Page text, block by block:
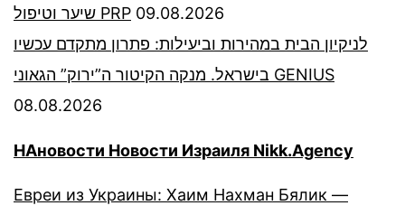
שיער וטיפול PRP 09.08.2026
לניקיון הבית במהירות וביעילות: פתרון מתקדם עכשיו
בישראל. מנקה הקיטור ה”ירוק” הגאוני GENIUS
08.08.2026
НАновости Новости Израиля Nikk.Agency
Евреи из Украины: Хаим Нахман Бялик —